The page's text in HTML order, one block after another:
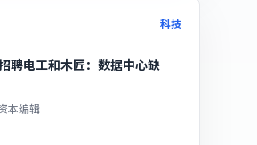
科技
聘电工和木匠：数据中心缺
本编辑